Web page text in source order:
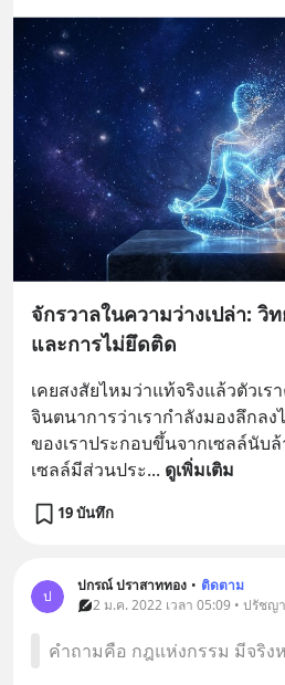
จักรวาลในความว่างเปล่า: วิ
และการไม่ยึดติด
เคยสงสัยไหมว่าแท้จริงแล้วตัวเร
จินตนาการว่าเรากำลังมองลึกลง
ของเราประกอบขึ้นจากเซลล์นับ
เซลล์มีส่วนประ... ดูเพิ่มเติม
19 บันทึก
ป
ปกรณ์ ปราสาททอง • ติดตาม
2 ม.ค. 2022 เวลา 05:09 • ปรัชญา
คำถามคือ กฎแห่งกรรม มีจริง